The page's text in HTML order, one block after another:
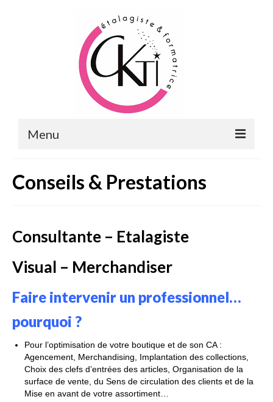
Menu
FORMATIONS
MERCHANDISING & VITRINES
FORMATIONS RH
FORMATIONS DE FORMATEURS
CONSEILS & PRESTATIONS
REALISATIONS
CONTACT
Conseils & Prestations
Consultante – Etalagiste
Visual – Merchandiser
Faire intervenir un professionnel…
pourquoi ?
Pour l’optimisation de votre boutique et de son CA :
Agencement, Merchandising, Implantation des collections,
Choix des clefs d’entrées des articles, Organisation de la
surface de vente, du Sens de circulation des clients et de la
Mise en avant de votre assortiment…